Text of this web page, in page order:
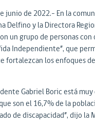
junio de 2022.- En la
Delfino y la Directora
un grupo de personas
Independiente”, que
fortalezcan los enfoques
Gabriel Boric está
son el 16,7% de la
de discapacidad”, dijo la